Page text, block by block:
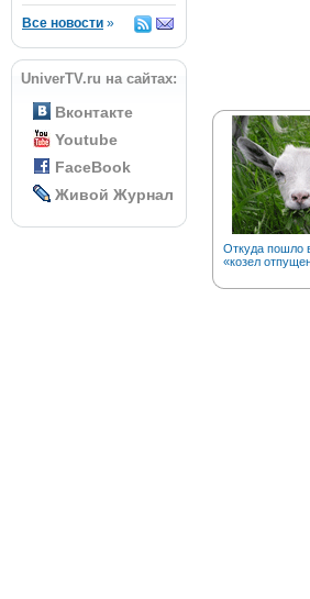
Все новости »
UniverTV.ru на сайтах:
Вконтакте
Youtube
FaceBook
Живой Журнал
Откуда пошло
«козел